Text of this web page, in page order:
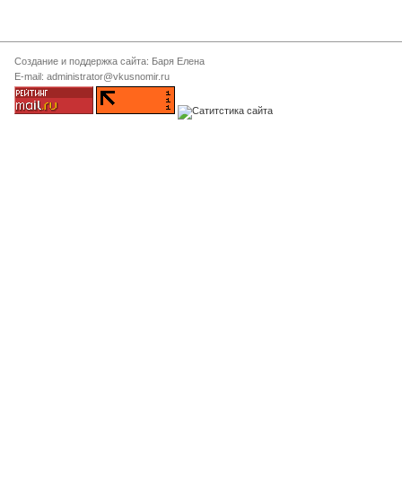
Создание и поддержка сайта: Баря Елена
E-mail: administrator@vkusnomir.ru